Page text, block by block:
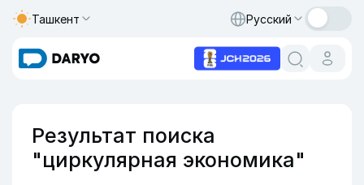
Ташкент Русский
Результат поиска
"циркулярная экономика"